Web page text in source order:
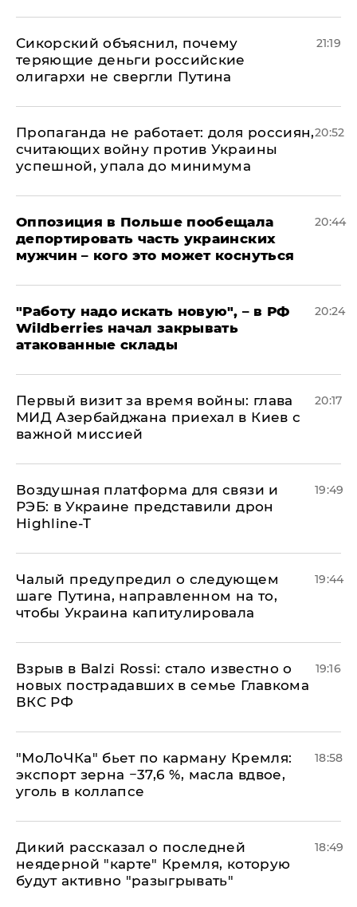
Сикорский объяснил, почему
теряющие деньги российские
олигархи не свергли Путина
21:19
​Пропаганда не работает: доля россиян,
считающих войну против Украины
успешной, упала до минимума
20:52
Оппозиция в Польше пообещала
депортировать часть украинских
мужчин – кого это может коснуться
20:44
"Работу надо искать новую", – в РФ
Wildberries начал закрывать
атакованные склады
20:24
Первый визит за время войны: глава
МИД Азербайджана приехал в Киев с
важной миссией
20:17
Воздушная платформа для связи и
РЭБ: в Украине представили дрон
Highline-T
19:49
Чалый предупредил о следующем
шаге Путина, направленном на то,
чтобы Украина капитулировала
19:44
Взрыв в Balzi Rossi: стало известно о
новых пострадавших в семье Главкома
ВКС РФ
19:16
​"МоЛоЧКа" бьет по карману Кремля:
экспорт зерна −37,6 %, масла вдвое,
уголь в коллапсе
18:58
Дикий рассказал о последней
неядерной "карте" Кремля, которую
будут активно "разыгрывать"
18:49